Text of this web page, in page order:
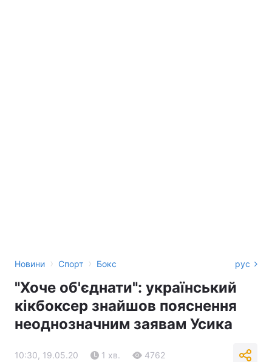
Новини › Спорт › Бокс рус
"Хоче об'єднати": український
кікбоксер знайшов пояснення
неоднозначним заявам Усика
10:30, 19.05.20 1 хв. 4762